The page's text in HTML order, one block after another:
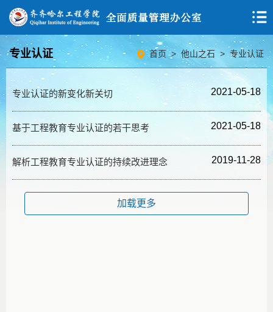
专业认证 首页>他山之石 > 专业认证
专业认证的新变化新关切 2021-05-18
基于工程教育专业认证的若干思考 2021-05-18
解析工程教育专业认证的持续改进理念 2019-11-28
加载更多